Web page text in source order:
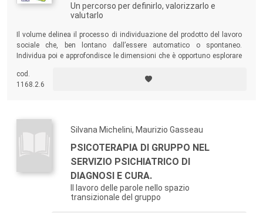
Un percorso per definirlo, valorizzarlo e
valutarlo
Il volume delinea il processo di individuazione del prodotto del lavoro
sociale che, ben lontano dall’essere automatico o spontaneo.
Individua poi e approfondisce le dimensioni che è opportuno esplorare
gli orientamenti, il ruolo delle autorità, la razionalità strumentale e la
valutazione – per coglierne le connessioni con la produzione.
cod.
1168.2.6
Silvana Michelini, Maurizio Gasseau
PSICOTERAPIA DI GRUPPO NEL
SERVIZIO PSICHIATRICO DI
DIAGNOSI E CURA.
Il lavoro delle parole nello spazio
transizionale del gruppo